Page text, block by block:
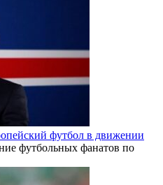
футбол в движении
футбольных фанатов по